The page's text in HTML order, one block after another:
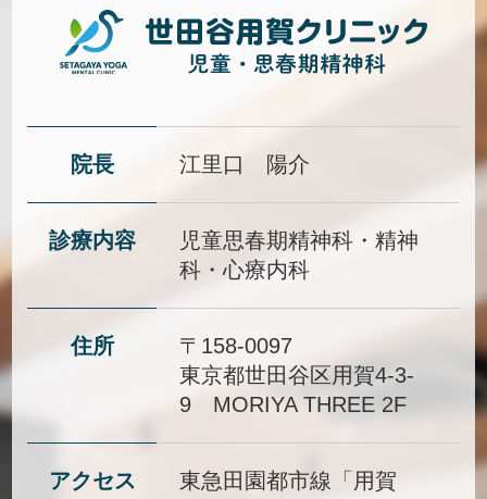
院長 江里口 陽介
診療内容
児童思春期精神科・精神
科・心療内科
住所
〒158-0097
東京都世田谷区用賀4-3-
9 MORIYA THREE 2F
アクセス
東急田園都市線「用賀